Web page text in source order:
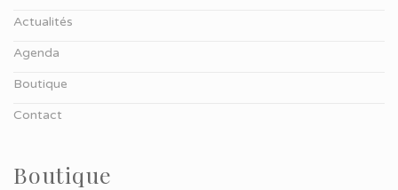
Actualités
Agenda
Boutique
Contact
Boutique